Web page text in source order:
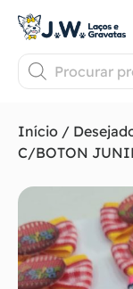
Início /
C/BOTON